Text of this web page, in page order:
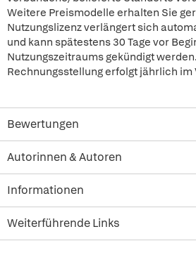
Weitere Preismodelle erhalten Sie
Nutzungslizenz verlängert sich
und kann spätestens 30 Tage vor
Nutzungszeitraums gekündigt
Rechnungsstellung erfolgt jährlich im
Bewertungen
Autorinnen & Autoren
Informationen
Weiterführende Links